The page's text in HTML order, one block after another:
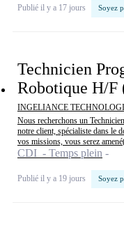
Publié il y a 17 jours Soyez
Technicien
Robotique H/F
INGELIANCE
Nous recherchons un
notre client, spécialiste dans le
vos missions, vous serez
CDI - Temps plein
Publié il y a 19 jours Soyez